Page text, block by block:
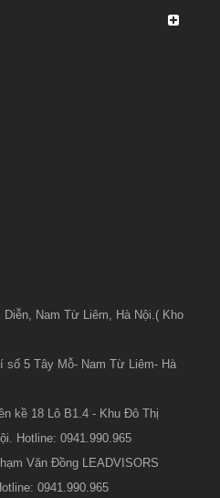
Diễn, Nam Từ Liêm, Hà Nội.( Kho
số 5 Tây Mỗ- Nam Từ Liêm- Hà
kề 18 Lô B1.4 - Khu Đô Thị
Hotline: 0941.990.965
Văn Đồng LEADVISORS
0941.990.965